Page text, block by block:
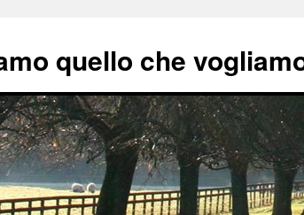
quello che